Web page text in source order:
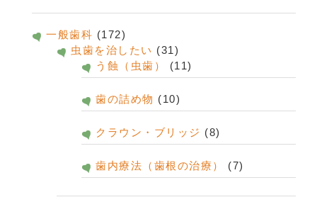
一般歯科 (172)
虫歯を治したい (31)
う蝕（虫歯）
(11)
歯の詰め物 (10)
クラウン・ブリッジ (8)
歯内療法（歯根の治療） (7)